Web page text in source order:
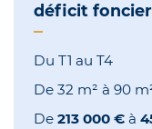
déficit
Du T1 au T4
De 32 m² à 90
De 213 000 € à